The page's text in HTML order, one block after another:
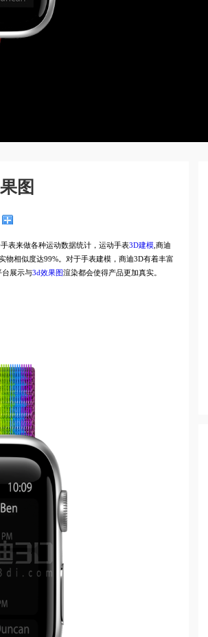
图
表来做各种运动数据统计，运动手表3D建模,商迪
物相似度达99%。对于手表建模，商迪3D有着丰富
台展示与3d效果图渲染都会使得产品更加真实。